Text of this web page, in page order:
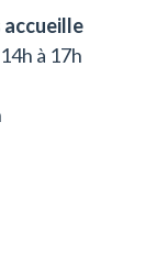
accueille
à 17h